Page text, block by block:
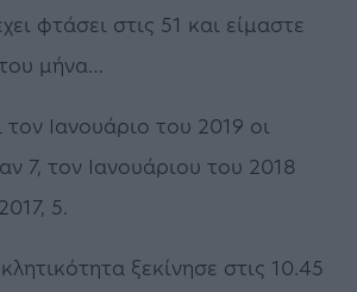
φτάσει στις 51 και είμαστε
μήνα…
τον Ιανουάριο του 2019 οι
7, τον Ιανουάριου του 2018
5.
ξεκίνησε στις 10.45